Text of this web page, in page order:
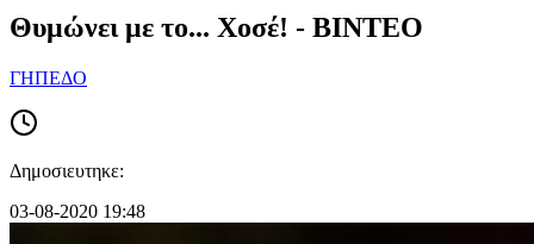
Θυμώνει με το... Χοσέ! - ΒΙΝΤΕΟ
ΓΗΠΕΔΟ
Δημοσιευτηκε:
03-08-2020 19:48